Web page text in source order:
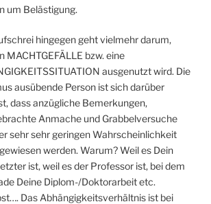
um Belästigung.
hingegen geht vielmehr darum,
MACHTGEFÄLLE bzw. eine
ausgenutzt wird. Die
ausübende Person ist sich darüber
dass anzügliche Bemerkungen,
Anmache und Grabbelversuche
sehr sehr geringen Wahrscheinlichkeit
werden. Warum? Weil es Dein
ist, weil es der Professor ist, bei dem
Deine Diplom-/Doktorarbeit etc.
Das Abhängigkeitsverhältnis ist bei